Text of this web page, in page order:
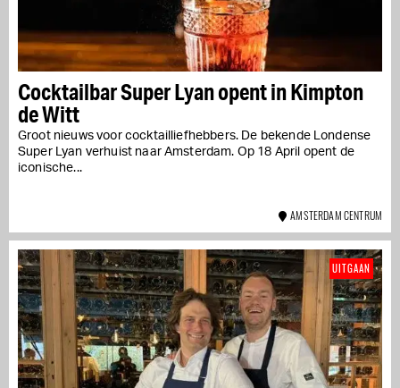
Cocktailbar Super Lyan opent in Kimpton
de Witt
Groot nieuws voor cocktailliefhebbers. De bekende Londense
Super Lyan verhuist naar Amsterdam. Op 18 April opent de
iconische...
AMSTERDAM CENTRUM
UITGAAN